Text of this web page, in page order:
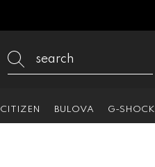
CITIZEN BULOVA G-SHOCK